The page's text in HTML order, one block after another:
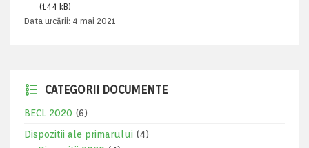
(144 kB)
Data urcării: 4 mai 2021
CATEGORII DOCUMENTE
BECL 2020 (6)
Dispozitii ale primarului (4)